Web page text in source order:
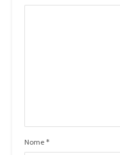
Nome *